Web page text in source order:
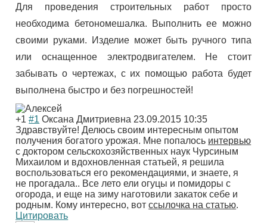
Для проведения строительных работ просто
необходима бетономешалка. Выполнить ее можно
своими руками. Изделие может быть ручного типа
или оснащенное электродвигателем. Не стоит
забывать о чертежах, с их помощью работа будет
выполнена быстро и без погрешностей!
+1 #1 Оксана Дмитриевна 23.09.2015 10:35
Здравствуйте! Делюсь своим интересным опытом
получения богатого урожая. Мне попалось интервью
с доктором сельскохозяйственных наук Чурсиным
Михаилом и вдохновленная статьей, я решила
воспользоваться его рекомендациями, и знаете, я
не прогадала.. Все лето ели огуцы и помидоры с
огорода, и еще на зиму наготовили закаток себе и
родным. Кому интересно, вотссылочка на статью.
Цитировать